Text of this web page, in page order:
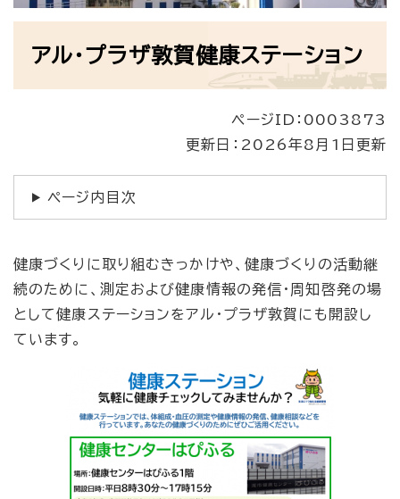
アル・プラザ敦賀健康ステーション
ページID：0003873
更新日：2026年8月1日更新
ページ内目次
​健康づくりに取り組むきっかけや、健康づくりの活動継
続のために、測定および健康情報の発信・周知啓発の場
として健康ステーションをアル・プラザ敦賀にも開設し
ています。